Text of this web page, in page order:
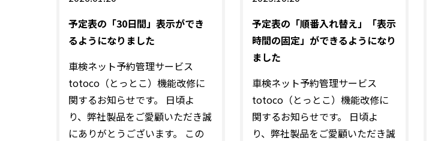
予定表の「30日間」表示ができ
るようになりました
車検ネット予約管理サービス
totoco（とっとこ）機能改修に
関するお知らせです。 日頃よ
り、弊社製品をご愛顧いただき誠
にありがとうございます。 この
予定表の「順番入れ替え」「表示
時間の固定」ができるようになり
ました
車検ネット予約管理サービス
totoco（とっとこ）機能改修に
関するお知らせです。 日頃よ
り、弊社製品をご愛顧いただき誠